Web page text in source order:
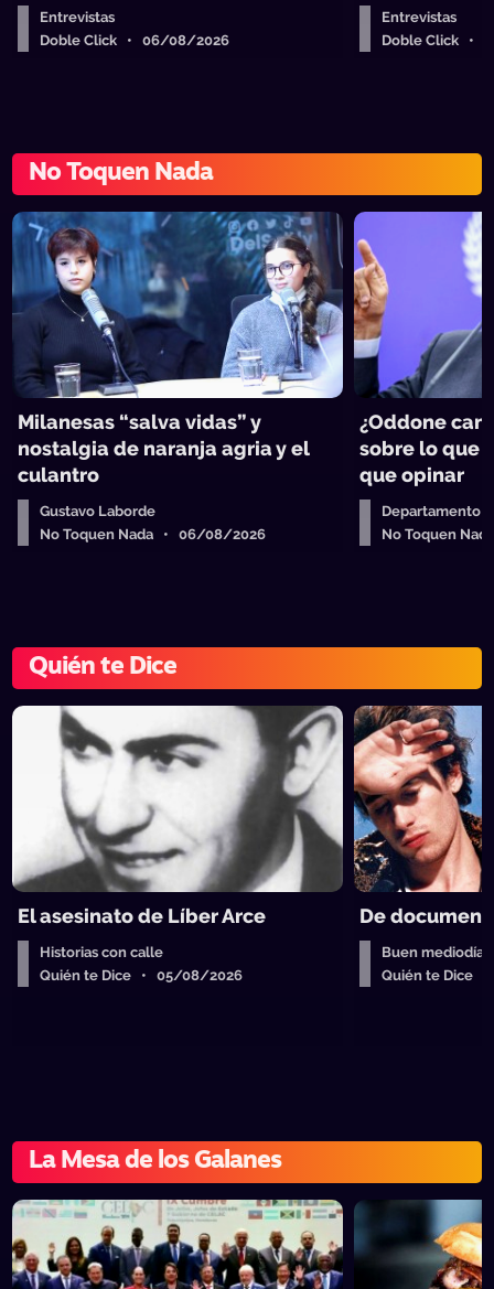
Entrevistas
Doble Click • 06/08/2026
Entrevistas
Doble Click •
No Toquen Nada
Milanesas “salva vidas” y
nostalgia de naranja agria y el
culantro
Gustavo Laborde
No Toquen Nada • 06/08/2026
¿Oddone
sobre lo que
que opinar
Departamento
No Toquen
Quién te Dice
El asesinato de Líber Arce
Historias con calle
Quién te Dice • 05/08/2026
De
Buen mediodía
Quién te Dice
La Mesa de los Galanes